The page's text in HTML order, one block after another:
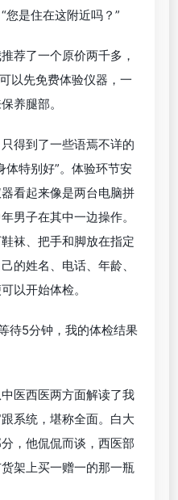
您是住在这附近吗？”
荐了一个原价两千多，
以先免费体验仪器，一
养腿部。
得到了一些语焉不详的
体特别好”。体验环节安
看起来像是两台电脑拼
男子在其中一边操作。
袜、把手和脚放在指定
的姓名、电话、年龄、
以开始体检。
待5分钟，我的体检结果
医西医两方面解读了我
系统，堪称全面。白大
，他侃侃而谈，西医部
架上买一赠一的那一瓶